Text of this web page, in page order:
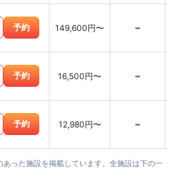
予約 149,600円〜 -
予約 16,500円〜 -
予約 12,980円〜 -
った施設を掲載しています。全施設は下の一